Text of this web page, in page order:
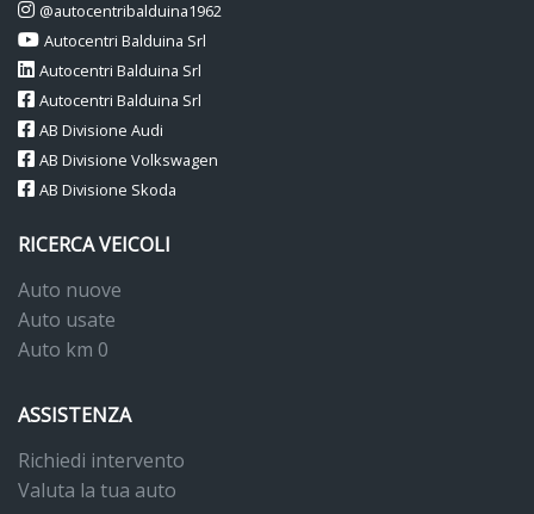
@autocentribalduina1962
Autocentri Balduina Srl
Autocentri Balduina Srl
Autocentri Balduina Srl
AB Divisione Audi
AB Divisione Volkswagen
AB Divisione Skoda
RICERCA VEICOLI
Auto nuove
Auto usate
Auto km 0
ASSISTENZA
Richiedi intervento
Valuta la tua auto